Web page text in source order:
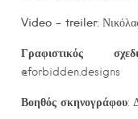
Video – treiler:
Γραφιστικός
@forbidden.designs
Βοηθός σκηνογράφου: